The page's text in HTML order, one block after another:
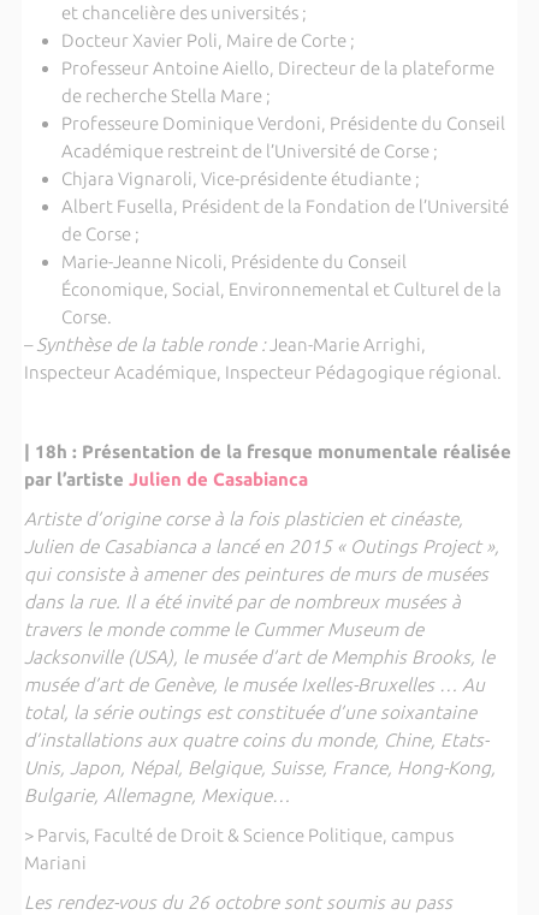
et chancelière des universités ;
Docteur Xavier Poli, Maire de Corte ;
Professeur Antoine Aiello, Directeur de la plateforme
de recherche Stella Mare ;
Professeure Dominique Verdoni, Présidente du Conseil
Académique restreint de l’Université de Corse ;
Chjara Vignaroli, Vice-présidente étudiante ;
Albert Fusella, Président de la Fondation de l’Université
de Corse ;
Marie-Jeanne Nicoli, Présidente du Conseil
Économique, Social, Environnemental et Culturel de la
Corse.
– Synthèse de la table ronde :Jean-Marie Arrighi,
Inspecteur Académique, Inspecteur Pédagogique régional.
| 18h : Présentation de la fresque monumentale réalisée
par l’artiste Julien de Casabianca
Artiste d’origine corse à la fois plasticien et cinéaste,
Julien de Casabianca a lancé en 2015 « Outings Project »,
qui consiste à amener des peintures de murs de musées
dans la rue. Il a été invité par de nombreux musées à
travers le monde comme le Cummer Museum de
Jacksonville (USA), le musée d’art de Memphis Brooks, le
musée d’art de Genève, le musée Ixelles-Bruxelles … Au
total, la série outings est constituée d’une soixantaine
d’installations aux quatre coins du monde, Chine, Etats-
Unis, Japon, Népal, Belgique, Suisse, France, Hong-Kong,
Bulgarie, Allemagne, Mexique…
> Parvis, Faculté de Droit & Science Politique, campus
Mariani
Les rendez-vous du 26 octobre sont soumis au pass